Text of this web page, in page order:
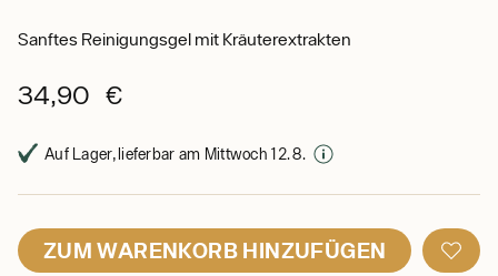
Sanftes Reinigungsgel mit Kräuterextrakten
34,90 €
Auf Lager, lieferbar am Mittwoch 12. 8.
ZUM WARENKORB HINZUFÜGEN